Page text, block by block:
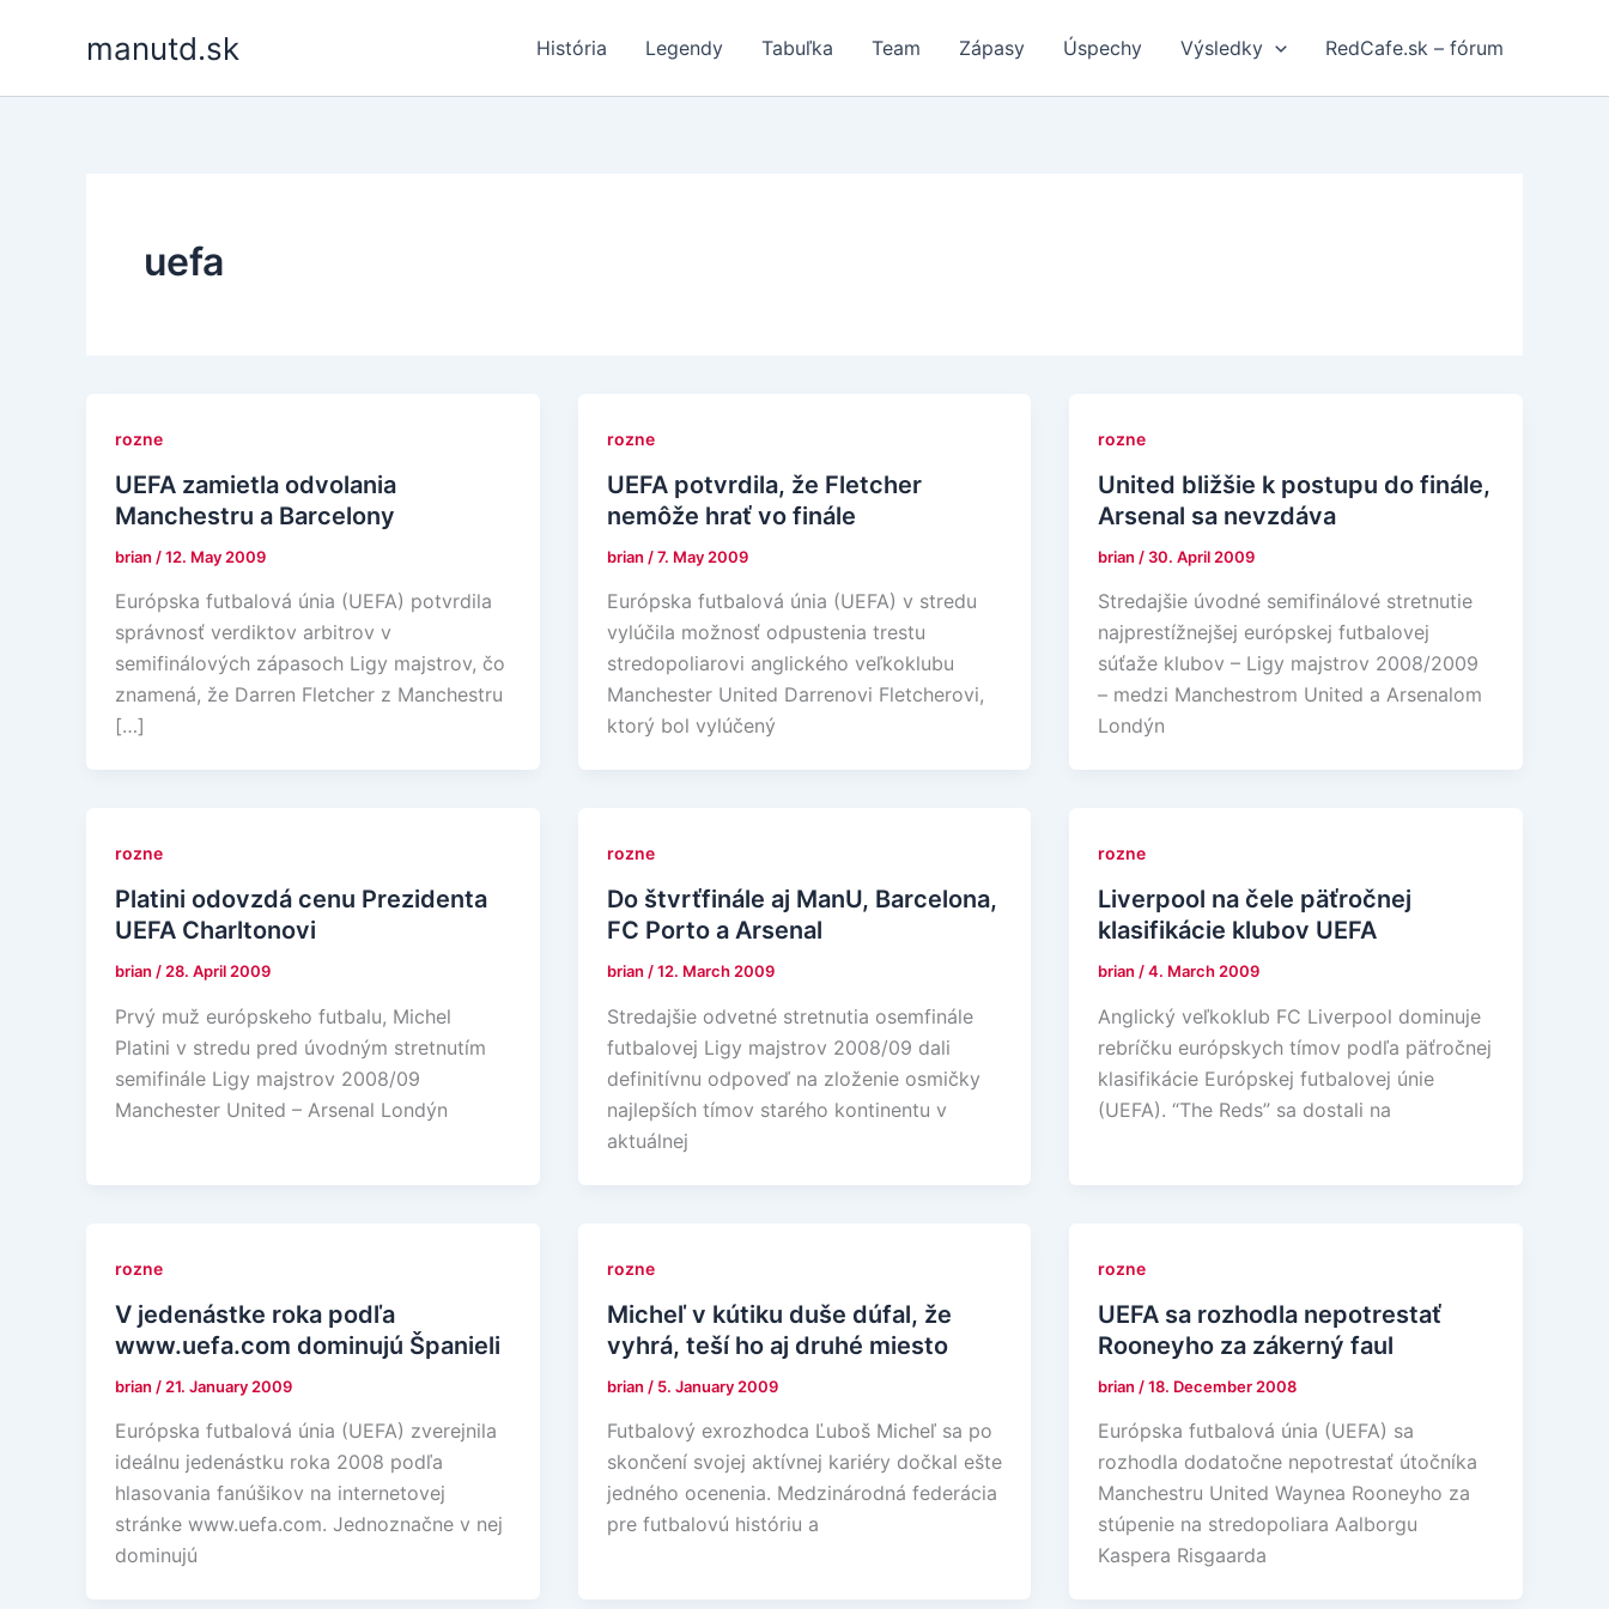
manutd.sk História Legendy Tabuľka Team Zápasy Úspechy Výsledky RedCafe.sk – fórum
uefa
rozne
UEFA zamietla odvolania
Manchestru a Barcelony
brian /12. May 2009
Európska futbalová únia (UEFA) potvrdila
správnosť verdiktov arbitrov v
semifinálových zápasoch Ligy majstrov, čo
znamená, že Darren Fletcher z Manchestru
[…]
rozne
UEFA potvrdila, že Fletcher
nemôže hrať vo finále
brian /7. May 2009
Európska futbalová únia (UEFA) v stredu
vylúčila možnosť odpustenia trestu
stredopoliarovi anglického veľkoklubu
Manchester United Darrenovi Fletcherovi,
ktorý bol vylúčený
rozne
United bližšie k postupu do finále,
Arsenal sa nevzdáva
brian / 30. April 2009
Stredajšie úvodné semifinálové stretnutie
najprestížnejšej európskej futbalovej
súťaže klubov – Ligy majstrov 2008/2009
– medzi Manchestrom United a Arsenalom
Londýn
rozne
Platini odovzdá cenu Prezidenta
UEFA Charltonovi
brian / 28. April 2009
Prvý muž európskeho futbalu, Michel
Platini v stredu pred úvodným stretnutím
semifinále Ligy majstrov 2008/09
Manchester United – Arsenal Londýn
rozne
Do štvrťfinále aj ManU, Barcelona,
FC Porto a Arsenal
brian /12. March 2009
Stredajšie odvetné stretnutia osemfinále
futbalovej Ligy majstrov 2008/09 dali
definitívnu odpoveď na zloženie osmičky
najlepších tímov starého kontinentu v
aktuálnej
rozne
Liverpool na čele päťročnej
klasifikácie klubov UEFA
brian /4. March 2009
Anglický veľkoklub FC Liverpool dominuje
rebríčku európskych tímov podľa päťročnej
klasifikácie Európskej futbalovej únie
(UEFA). “The Reds” sa dostali na
rozne
V jedenástke roka podľa
www.uefa.com dominujú Španieli
brian / 21. January 2009
Európska futbalová únia (UEFA) zverejnila
ideálnu jedenástku roka 2008 podľa
hlasovania fanúšikov na internetovej
stránke www.uefa.com. Jednoznačne v nej
dominujú
rozne
Micheľ v kútiku duše dúfal, že
vyhrá, teší ho aj druhé miesto
brian / 5. January 2009
Futbalový exrozhodca Ľuboš Micheľ sa po
skončení svojej aktívnej kariéry dočkal ešte
jedného ocenenia. Medzinárodná federácia
pre futbalovú históriu a
rozne
UEFA sa rozhodla nepotrestať
Rooneyho za zákerný faul
brian /18. December 2008
Európska futbalová únia (UEFA) sa
rozhodla dodatočne nepotrestať útočníka
Manchestru United Waynea Rooneyho za
stúpenie na stredopoliara Aalborgu
Kaspera Risgaarda